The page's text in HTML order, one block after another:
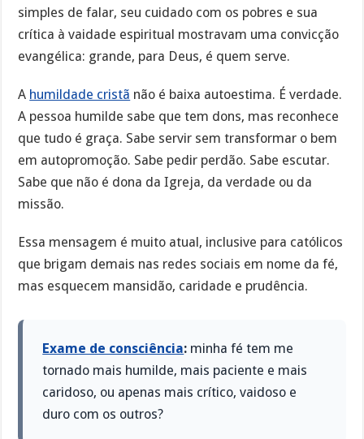
simples de falar, seu cuidado com os pobres e sua
crítica à vaidade espiritual mostravam uma convicção
evangélica: grande, para Deus, é quem serve.
A humildade cristã não é baixa autoestima. É verdade.
A pessoa humilde sabe que tem dons, mas reconhece
que tudo é graça. Sabe servir sem transformar o bem
em autopromoção. Sabe pedir perdão. Sabe escutar.
Sabe que não é dona da Igreja, da verdade ou da
missão.
Essa mensagem é muito atual, inclusive para católicos
que brigam demais nas redes sociais em nome da fé,
mas esquecem mansidão, caridade e prudência.
Exame de consciência: minha fé tem me
tornado mais humilde, mais paciente e mais
caridoso, ou apenas mais crítico, vaidoso e
duro com os outros?